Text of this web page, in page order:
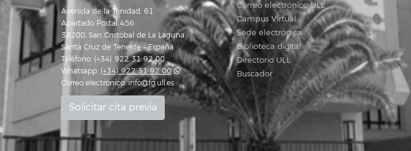
Avenida de la Trinidad, 61
Apartado Postal 456
38200, San Cristóbal de La Laguna
Santa Cruz de Tenerife - España
Teléfono: (+34) 922 31 92 00
Whatsapp: (+34) 922 31 92 00
Correo electrónico:info@fg.ull.es
Solicitar cita previa
Correo electrónico ULL
Campus Virtual
Sede electrónica
Biblioteca digital
Directorio ULL
Buscador